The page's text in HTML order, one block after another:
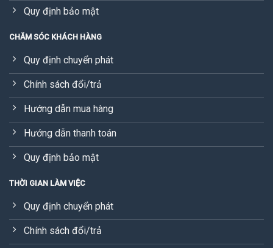
Quy định bảo mật
CHĂM SÓC KHÁCH HÀNG
Quy định chuyển phát
Chính sách đổi/trả
Hướng dẫn mua hàng
Hướng dẫn thanh toán
Quy định bảo mật
THỜI GIAN LÀM VIỆC
Quy định chuyển phát
Chính sách đổi/trả